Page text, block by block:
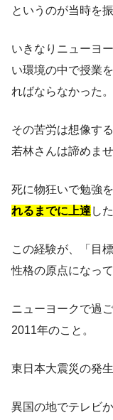
というのが当時を
いきなりニューヨ
い環境の中で授業
ればならなかった。
その苦労は想像す
若林さんは諦めま
死に物狂いで勉強
れるまでに上達 し
この経験が、「目
性格の原点になっ
ニューヨークで過
2011年のこと。
東日本大震災の発生
異国の地でテレビ